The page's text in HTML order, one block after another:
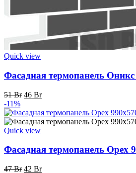
Quick view
Фасадная термопанель
51Br Первоначальная
составляла
51 Br.
46 BrТекущая
46 Br.
-11%
Quick view
Фасадная термопанель Орех
47Br Первоначальная
42 BrТекущая